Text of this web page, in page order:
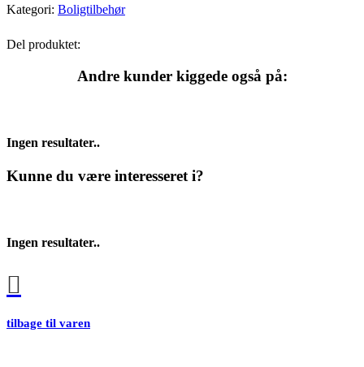
Kategori: Boligtilbehør
Del produktet:
Andre kunder kiggede også på:
Ingen resultater..
Kunne du være interesseret i?
Ingen resultater..
tilbage til varen